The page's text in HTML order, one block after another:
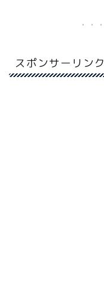
スポンサーリンク